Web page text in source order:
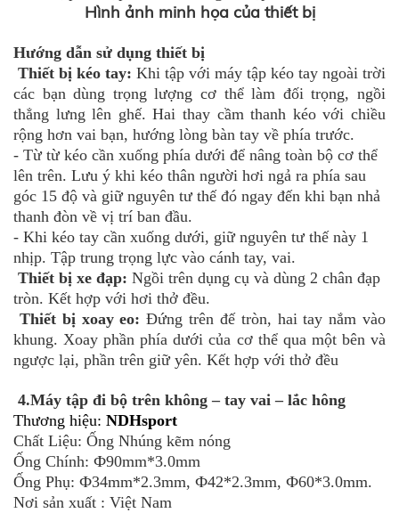
Hình ảnh minh họa của thiết bị
Hướng dẫn sử dụng thiết bị
Thiết bị kéo tay: Khi tập với máy tập kéo tay ngoài trời
các bạn dùng trọng lượng cơ thể làm đối trọng, ngồi
thẳng lưng lên ghế. Hai thay cầm thanh kéo với chiều
rộng hơn vai bạn, hướng lòng bàn tay về phía trước.
- Từ từ kéo cần xuống phía dưới để nâng toàn bộ cơ thể
lên trên. Lưu ý khi kéo thân người hơi ngả ra phía sau
góc 15 độ và giữ nguyên tư thế đó ngay đến khi bạn nhả
thanh đòn về vị trí ban đầu.
- Khi kéo tay cần xuống dưới, giữ nguyên tư thế này 1
nhịp. Tập trung trọng lực vào cánh tay, vai.
Thiết bị xe đạp: Ngồi trên dụng cụ và dùng 2 chân đạp
tròn. Kết hợp với hơi thở đều.
Thiết bị xoay eo: Đứng trên đế tròn, hai tay nắm vào
khung. Xoay phần phía dưới của cơ thể qua một bên và
ngược lại, phần trên giữ yên. Kết hợp với thở đều
4.Máy tập đi bộ trên không – tay vai – lắc hông
Thương hiệu: NDHsport
Chất Liệu: Ống Nhúng kẽm nóng
Ống Chính: Ф90mm*3.0mm
Ống Phụ: Ф34mm*2.3mm, Ф42*2.3mm, Ф60*3.0mm.
Nơi sản xuất : Việt Nam